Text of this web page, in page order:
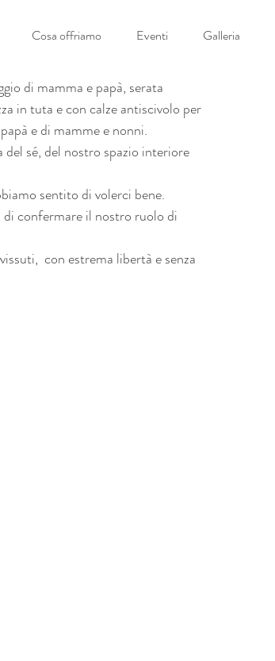
Cosa offriamo Eventi Galleria
di mamma e papà, serata
in tuta e con calze antiscivolo per
e di mamme e nonni.
sé, del nostro spazio interiore
sentito di volerci bene.
di confermare il nostro ruolo di
con estrema libertà e senza